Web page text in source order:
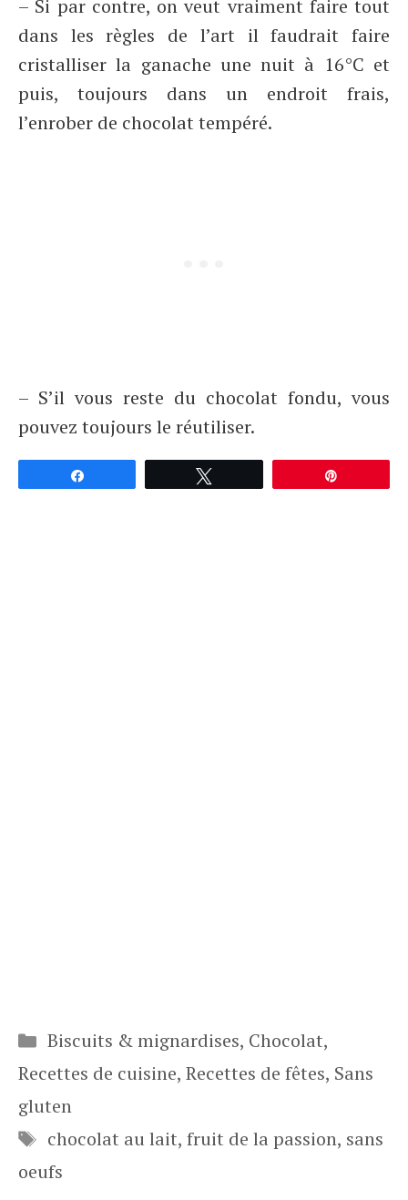
– Si par contre, on veut vraiment faire tout
dans les règles de l’art il faudrait faire
cristalliser la ganache une nuit à 16°C et
puis, toujours dans un endroit frais,
l’enrober de chocolat tempéré.
– S’il vous reste du chocolat fondu, vous
pouvez toujours le réutiliser.
Catégories
Biscuits & mignardises, Chocolat,
Recettes de cuisine, Recettes de fêtes, Sans
gluten
Étiquettes
chocolat au lait, fruit de la passion, sans
oeufs